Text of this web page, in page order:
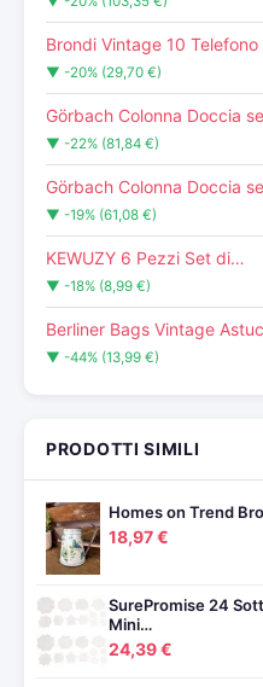
Brondi Vintage 10
▼ -20% (29,70 €)
Görbach Colonna Doccia
▼ -22% (81,84 €)
Görbach Colonna Doccia
▼ -19% (61,08 €)
KEWUZY 6 Pezzi Set di…
▼ -18% (8,99 €)
Berliner Bags Vintage
▼ -44% (13,99 €)
PRODOTTI SIMILI
Homes on Trend
18,97 €
SurePromise 24
Mini…
24,39 €